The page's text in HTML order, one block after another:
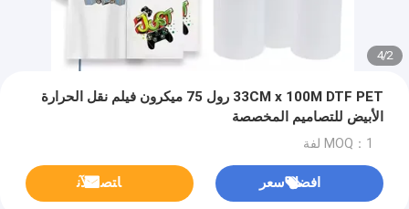
2
/
4
33CM x 100M DTF PET رول 75 ميكرون فيلم نقل الحرارة
الأبيض للتصاميم المخصصة
MOQ：1 لفة
افضل سعر ﺎﺘﺼﻟ ﺍﻶﻧ